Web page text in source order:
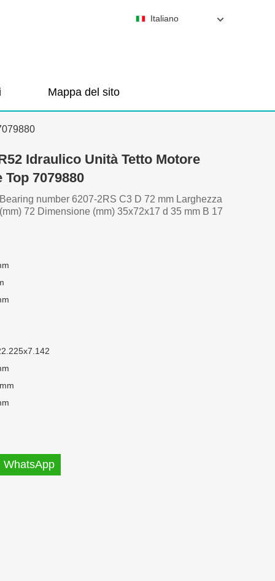
Mappa del sito
Italiano
Idraulico Unità Tetto Motore
7079880
number 6207-2RS C3 D 72 mm Larghezza
72 Dimensione (mm) 35x72x17 d 35 mm B 17
WhatsApp